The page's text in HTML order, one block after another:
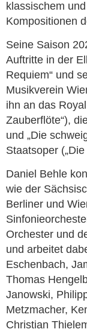
klassischem
Kompositionen
Seine Saison
Auftritte in der
Requiem“ und
Musikverein
ihn an das
Zauberflöte“),
und „Die
Staatsoper
Daniel Behle
wie der
Berliner und
Orchester und
und arbeitet
Eschenbach,
Thomas
Janowski,
Metzmacher,
Christian